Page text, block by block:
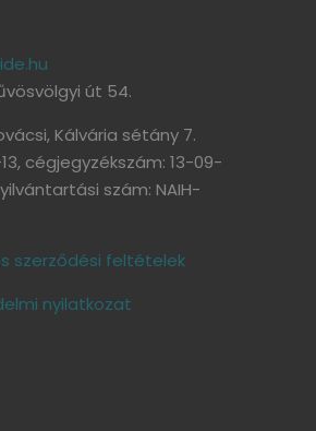
út 54.
Kálvária sétány 7.
cégjegyzékszám: 13-09-
szám: NAIH-
szerződési feltételek
nyilatkozat